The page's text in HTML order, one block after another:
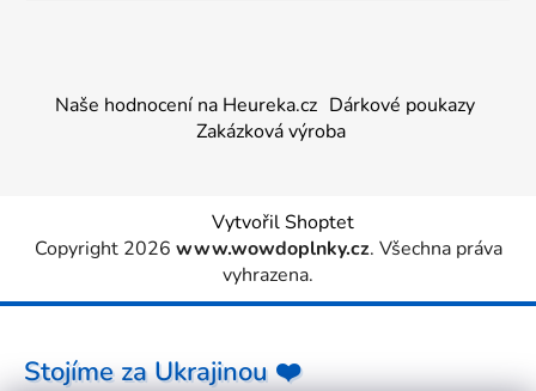
Naše hodnocení na Heureka.cz Dárkové poukazy
Zakázková výroba
Vytvořil Shoptet
Copyright 2026 www.wowdoplnky.cz. Všechna práva
vyhrazena.
Stojíme za Ukrajinou ❤️